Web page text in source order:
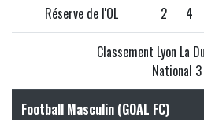
Réserve de l'OL 2 4
Classement Lyon La
National 3
Football Masculin (GOAL FC)